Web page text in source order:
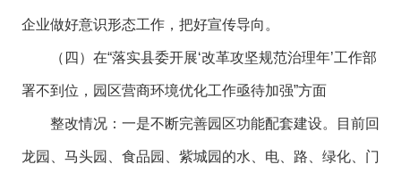
企业做好意识形态工作，把好宣传导向。
（四）在“落实县委开展‘改革攻坚规范治理年’工作部
署不到位，园区营商环境优化工作亟待加强”方面
整改情况：一是不断完善园区功能配套建设。目前回
龙园、马头园、食品园、紫城园的水、电、路、绿化、门